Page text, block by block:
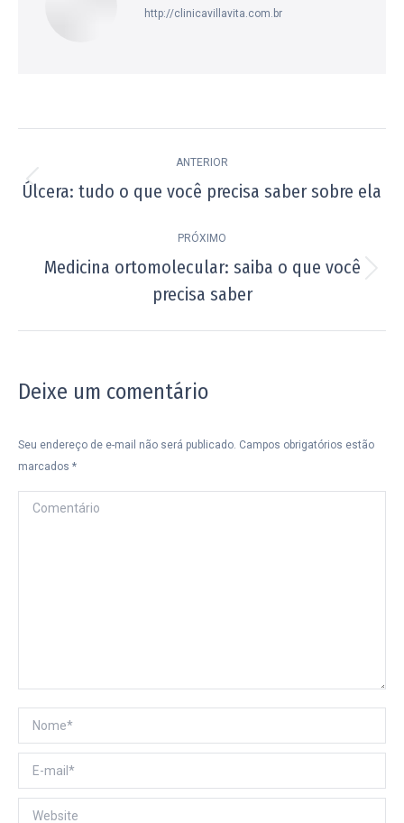
http://clinicavillavita.com.br
de
ANTERIOR
Post
Úlcera: tudo o que você precisa saber sobre ela
PRÓXIMO
Próximo
post:
Medicina ortomolecular: saiba o que você
precisa saber
Deixe um comentário
Seu endereço de e-mail não será publicado. Campos obrigatórios estão
marcados *
Comentário
Nome *
E-mail *
Website